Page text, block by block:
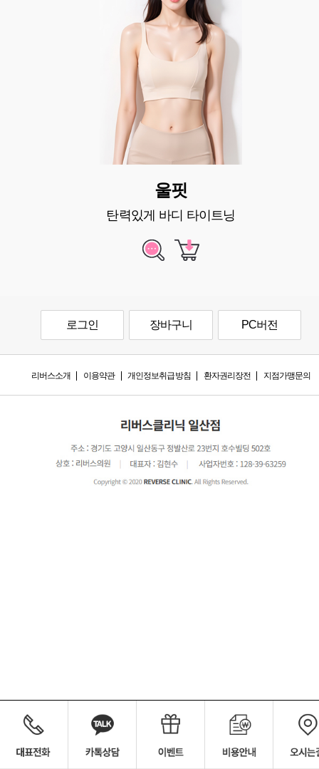
울핏
탄력있게 바디 타이트닝
로그인 장바구니 PC버전
리버스소개 이용약관 개인정보취급방침 환자권리장전 지점가맹문의